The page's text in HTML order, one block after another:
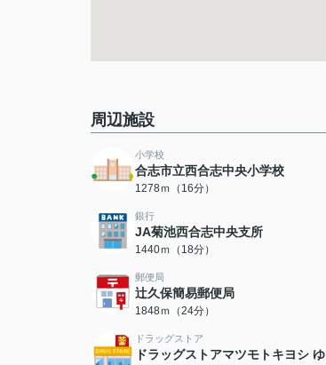
周辺施設
小学校
合志市立西合志中央小学校
1278ｍ（16分）
銀行
JA菊池西合志中央支所
1440ｍ（18分）
郵便局
辻久保簡易郵便局
1848ｍ（24分）
ドラッグストア
ドラッグストアマツモトキヨシ ゆ